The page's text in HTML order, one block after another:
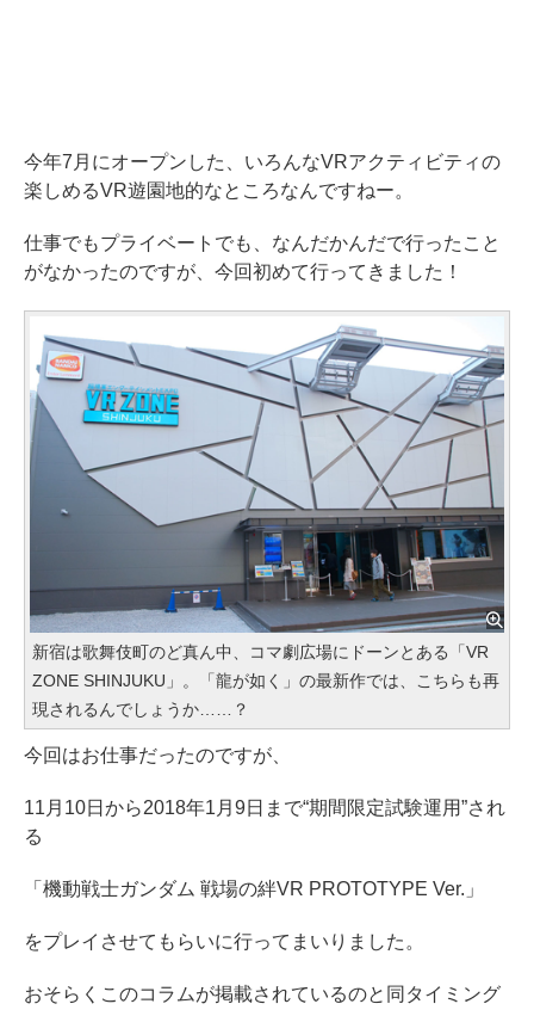
今年7月にオープンした、いろんなVRアクティビティの
楽しめるVR遊園地的なところなんですねー。
仕事でもプライベートでも、なんだかんだで行ったこと
がなかったのですが、今回初めて行ってきました！
新宿は歌舞伎町のど真ん中、コマ劇広場にドーンとある「VR
ZONE SHINJUKU」。「龍が如く」の最新作では、こちらも再
現されるんでしょうか……？
今回はお仕事だったのですが、
11月10日から2018年1月9日まで“期間限定試験運用”され
る
「機動戦士ガンダム 戦場の絆VR PROTOTYPE Ver.」
をプレイさせてもらいに行ってまいりました。
おそらくこのコラムが掲載されているのと同タイミング